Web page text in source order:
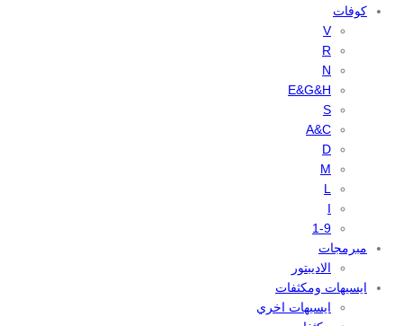
كوفات
V
R
N
E&G&H
S
A&C
D
M
L
I
1-9
مبرمجات
الاديبتور
ايسيهات ومكثفات
ايسيهات اخري